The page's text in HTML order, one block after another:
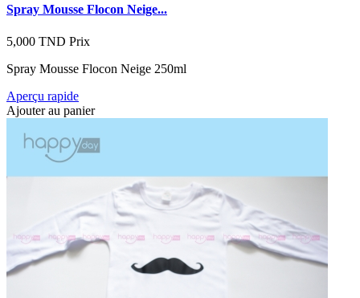
Spray Mousse Flocon Neige...
5,000 TND Prix
Spray Mousse Flocon Neige 250ml
Aperçu rapide
Ajouter au panier